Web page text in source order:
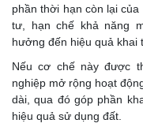
phần thời hạn còn lại
tư, hạn chế khả năng
hưởng đến hiệu quả khai
Nếu cơ chế này được
nghiệp mở rộng hoạt
dài, qua đó góp phần
hiệu quả sử dụng đất.